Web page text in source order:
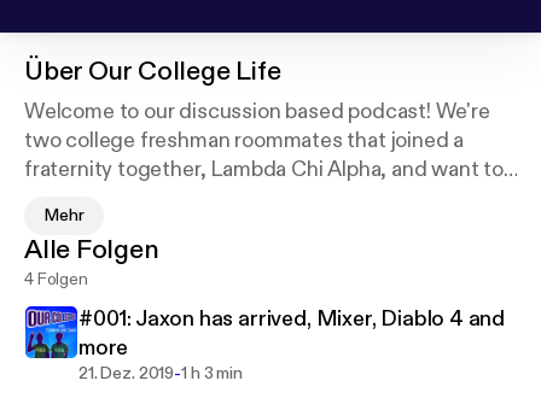
Über Our College Life
Welcome to our discussion based podcast! We're
two college freshman roommates that joined a
fraternity together, Lambda Chi Alpha, and want to
(hopefully) bi-weekly as we talk about our lives, our
studies, our fraternity, and whatever else we can
come up with!
Follow us on Twitter: @TheMrCam and
@Jaxon_Jung
Mehr
Alle Folgen
4 Folgen
#001: Jaxon has arrived, Mixer, Diablo 4 and
more
21. Dez. 2019-1 h 3 min